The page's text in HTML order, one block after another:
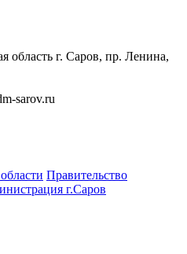
область г. Саров, пр. Ленина,
sarov.ru
Правительство
г.Саров